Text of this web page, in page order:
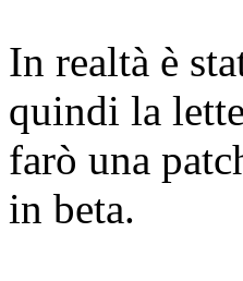
In realtà è
quindi la
farò una
in beta.